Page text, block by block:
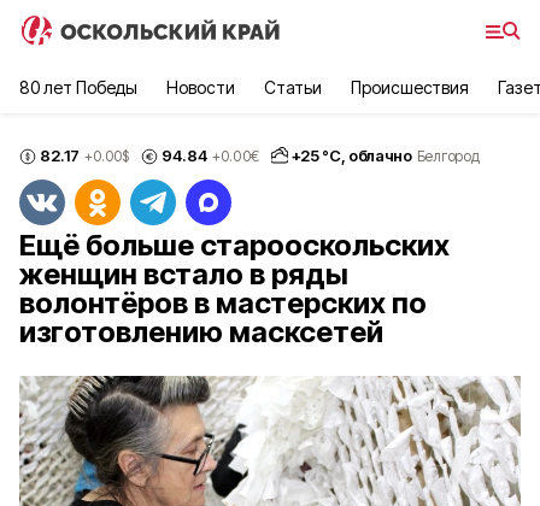
80 лет Победы Новости Статьи Происшествия
82.17 +0.00$ 94.84 +0.00€ +25°С, облачно Белгород
Ещё больше старооскольских
женщин встало в ряды
волонтёров в мастерских по
изготовлению масксетей